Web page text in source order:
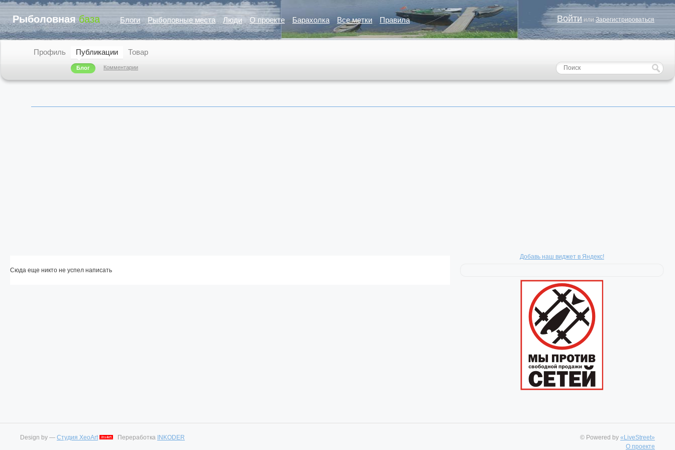
Рыболовнаябаза Блоги Рыболовные места Люди О проекте Барахолка Все метки Правила Войти или Зарегистрироваться
Профиль Публикации
Блог Комментарии
Товар
Сюда еще никто не успел написать
Добавь наш виджет в Яндекс!
© Powered by «LiveStreet»
О проекте
Design by — Студия XeoArt Переработка INKODER